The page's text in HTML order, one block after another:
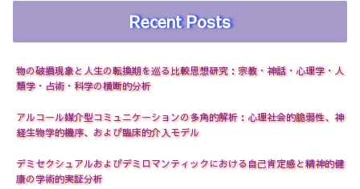
Recent Posts
物の破損現象と人生の転換期を巡る比較思想研究：宗教・神話・心理学・人
類学・占術・科学の横断的分析
アルコール媒介型コミュニケーションの多角的解析：心理社会的脆弱性、神
経生物学的機序、および臨床的介入モデル
デミセクシュアルおよびデミロマンティックにおける自己肯定感と精神的健
康の学術的実証分析